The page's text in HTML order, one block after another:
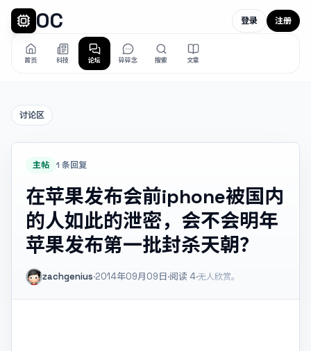
OC
首页 科技 论坛 碎碎念 搜索 文章
登录 注册
讨论区
主帖 1 条回复
在苹果发布会前iphone被国内
的人如此的泄密，会不会明年
苹果发布第一批封杀天朝？
zachgenius·2014年09月09日·阅读 4·无人欣赏。